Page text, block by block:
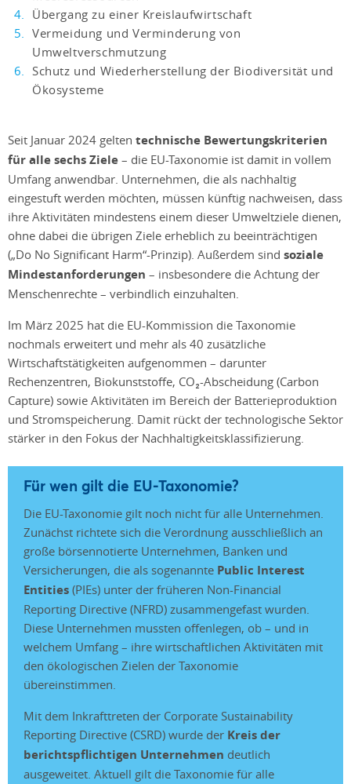
Übergang zu einer Kreislaufwirtschaft
Vermeidung und Verminderung von
Umweltverschmutzung
Schutz und Wiederherstellung der Biodiversität und
Ökosysteme
Seit Januar 2024 gelten technische Bewertungskriterien
für alle sechs Ziele – die EU-Taxonomie ist damit in vollem
Umfang anwendbar. Unternehmen, die als nachhaltig
eingestuft werden möchten, müssen künftig nachweisen, dass
ihre Aktivitäten mindestens einem dieser Umweltziele dienen,
ohne dabei die übrigen Ziele erheblich zu beeinträchtigen
(„Do No Significant Harm“-Prinzip). Außerdem sind soziale
Mindestanforderungen – insbesondere die Achtung der
Menschenrechte – verbindlich einzuhalten.
Im März 2025 hat die EU-Kommission die Taxonomie
nochmals erweitert und mehr als 40 zusätzliche
Wirtschaftstätigkeiten aufgenommen – darunter
Rechenzentren, Biokunststoffe, CO₂-Abscheidung (Carbon
Capture) sowie Aktivitäten im Bereich der Batterieproduktion
und Stromspeicherung. Damit rückt der technologische Sektor
stärker in den Fokus der Nachhaltigkeitsklassifizierung.
Für wen gilt die EU-Taxonomie?
Die EU-Taxonomie gilt noch nicht für alle Unternehmen.
Zunächst richtete sich die Verordnung ausschließlich an
große börsennotierte Unternehmen, Banken und
Versicherungen, die als sogenannte Public Interest
Entities (PIEs) unter der früheren Non-Financial
Reporting Directive (NFRD) zusammengefast wurden.
Diese Unternehmen mussten offenlegen, ob – und in
welchem Umfang – ihre wirtschaftlichen Aktivitäten mit
den ökologischen Zielen der Taxonomie
übereinstimmen.
Mit dem Inkrafttreten der Corporate Sustainability
Reporting Directive (CSRD) wurde der Kreis der
berichtspflichtigen Unternehmen deutlich
ausgeweitet. Aktuell gilt die Taxonomie für alle